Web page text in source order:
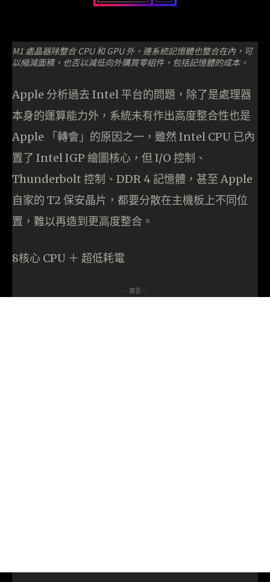
M1 處晶器除整合 CPU 和 GPU 外，連系統記憶體也整合在內，可
以縮減面積，也否以減低向外購買零組件，包括記憶體的成本。
Apple 分析過去 Intel 平台的問題，除了是處理器
本身的運算能力外，系統未有作出高度整合性也是
Apple 「轉會」的原因之一，雖然 Intel CPU 已內
置了 Intel IGP 繪圖核心，但 I/O 控制、
Thunderbolt 控制、DDR 4 記憶體，甚至 Apple
自家的 T2 保安晶片，都要分散在主機板上不同位
置，難以再造到更高度整合。
8核心 CPU ＋ 超低耗電
- 廣告 -